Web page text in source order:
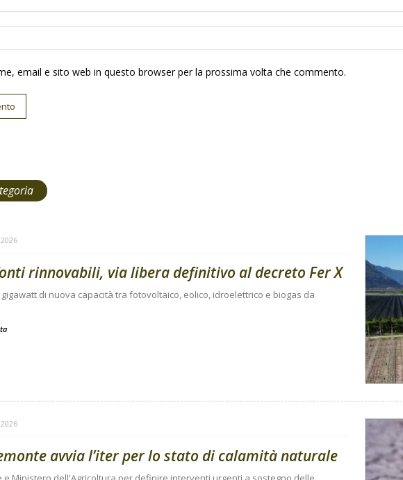
email e sito web in questo browser per la prossima volta che commento.
rinnovabili, via libera definitivo al decreto Fer X
gigawatt di nuova capacità tra fotovoltaico, eolico, idroelettrico e biogas da
avvia l’iter per lo stato di calamità naturale